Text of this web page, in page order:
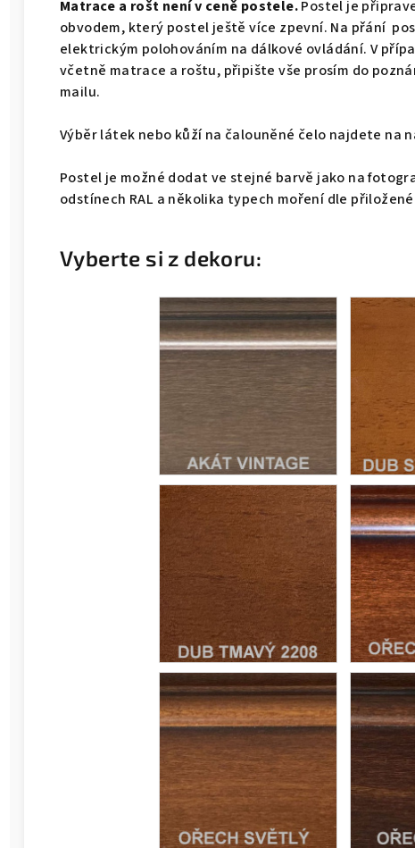
Matrace a rošt není v ceně postele.Postel je
obvodem, který postel ještě více zpevní. Na přání
elektrickým polohováním na dálkové ovládání. V
včetně matrace a roštu, připište vše prosím do
mailu.
Výběr látek nebo kůží na čalouněné čelo najdete na
Postel je možné dodat ve stejné barvě jako na
odstínech RAL a několika typech moření dle
Vyberte si z dekoru: